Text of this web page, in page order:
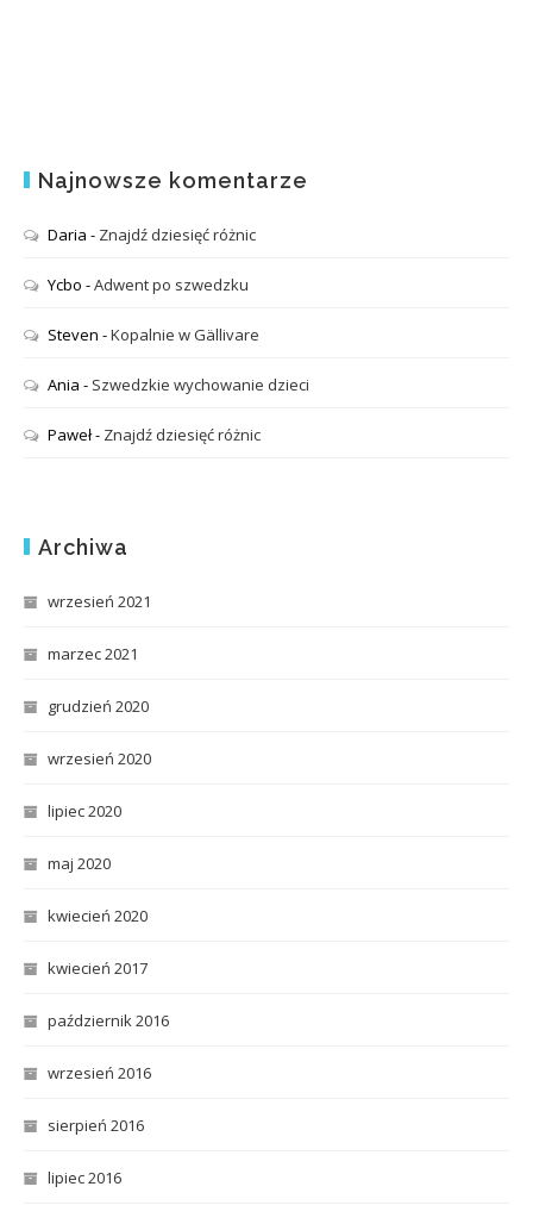
Najnowsze komentarze
Daria - Znajdź dziesięć różnic
Ycbo -Adwent po szwedzku
Steven -Kopalnie w Gällivare
Ania - Szwedzkie wychowanie dzieci
Paweł- Znajdź dziesięć różnic
Archiwa
wrzesień 2021
marzec 2021
grudzień 2020
wrzesień 2020
lipiec 2020
maj 2020
kwiecień 2020
kwiecień 2017
październik 2016
wrzesień 2016
sierpień 2016
lipiec 2016